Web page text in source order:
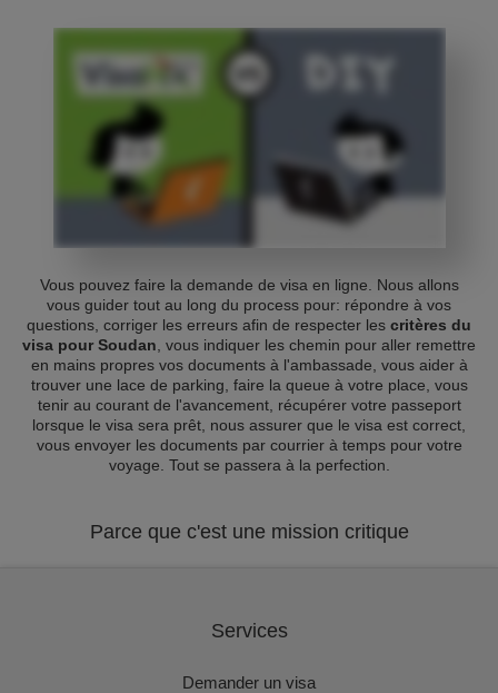
Vous pouvez faire la demande de visa en ligne. Nous allons
vous guider tout au long du process pour: répondre à vos
questions, corriger les erreurs afin de respecter les critères du
visa pour Soudan , vous indiquer les chemin pour aller remettre
en mains propres vos documents à l'ambassade, vous aider à
trouver une lace de parking, faire la queue à votre place, vous
tenir au courant de l'avancement, récupérer votre passeport
lorsque le visa sera prêt, nous assurer que le visa est correct,
vous envoyer les documents par courrier à temps pour votre
voyage. Tout se passera à la perfection.
Parce que c'est une mission critique
Services
Demander un visa